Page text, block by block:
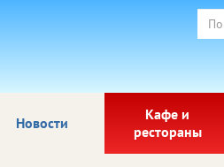
Новости
Кафе и
рестораны